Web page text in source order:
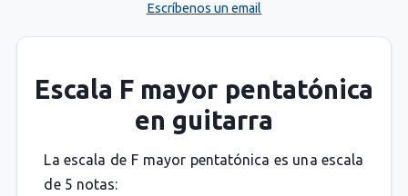
Escríbenos un email
Escala F mayor pentatónica
en guitarra
La escala de F mayor pentatónica es una escala
de 5 notas: